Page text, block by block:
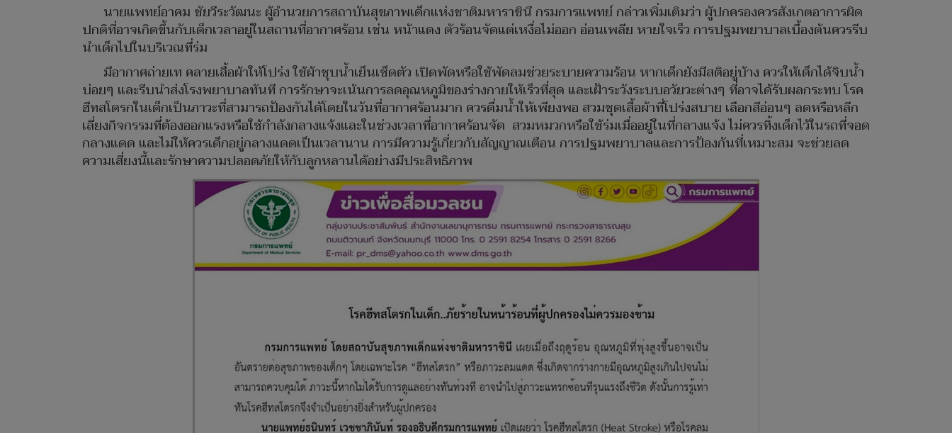
นายแพทย์อาคม ชัยวีระวัฒนะ ผู้อำนวยการสถาบันสุขภาพเด็กแห่งชาติมหาราชินี กรมการแพทย์ กล่าวเพิ่มเติมว่า ผู้ปกครองควรสังเกตอาการผิด
ปกติที่อาจเกิดขึ้นกับเด็กเวลาอยู่ในสถานที่อากาศร้อน เช่น หน้าแดง ตัวร้อนจัดแต่เหงื่อไม่ออก อ่อนเพลีย หายใจเร็ว การปฐมพยาบาลเบื้องต้นควรรีบ
นำเด็กไปในบริเวณที่ร่ม
มีอากาศถ่ายเท คลายเสื้อผ้าให้โปร่ง ใช้ผ้าชุบน้ำเย็นเช็ดตัว เปิดพัดหรือใช้พัดลมช่วยระบายความร้อน หากเด็กยังมีสติอยู่บ้าง ควรให้เด็กได้จิบน้ำ
บ่อยๆ และรีบนำส่งโรงพยาบาลทันที การรักษาจะเน้นการลดอุณหภูมิของร่างกายให้เร็วที่สุด และเฝ้าระวังระบบอวัยวะต่างๆ ที่อาจได้รับผลกระทบ โรค
ฮีทสโตรกในเด็กเป็นภาวะที่สามารถป้องกันได้โดยในวันที่อากาศร้อนมาก ควรดื่มน้ำให้เพียงพอ สวมชุดเสื้อผ้าที่โปร่งสบาย เลือกสีอ่อนๆ ลดหรือหลีก
เลี่ยงกิจกรรมที่ต้องออกแรงหรือใช้กำลังกลางแจ้งและในช่วงเวลาที่อากาศร้อนจัด สวมหมวกหรือใช้ร่มเมื่ออยู่ในที่กลางแจ้ง ไม่ควรทิ้งเด็กไว้ในรถที่จอด
กลางแดด และไม่ให้ควรเด็กอยู่กลางแดดเป็นเวลานาน การมีความรู้เกี่ยวกับสัญญาณเตือน การปฐมพยาบาลและการป้องกันที่เหมาะสม จะช่วยลด
ความเสี่ยงนี้และรักษาความปลอดภัยให้กับลูกหลานได้อย่างมีประสิทธิภาพ